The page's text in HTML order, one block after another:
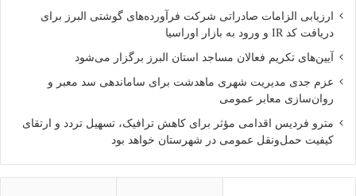
اوپو R11 نشان دادند که این قابلیت در موبایل ها هم قابل پیاده سازی
است، و وان پلاس 5 نیز بزرگنمایی دو برابری را بدون کاهش کیفیت
ارائه می دهد.
البته در دنیای عکاسی، 2x بزرگنمایی چندان تغییری در شرایط ایجاد
داشت. اوپو چندی پیش فناوری Precision Optical Zoom را معرفی
ارزیابی الزامات صادراتی شرکت فرآورده‌های گوشتی البرز برای
دریافت کد IR و ورود به بازار اوراسیا
آیین‌های تکریم فعالان مساجد استان البرز برگزار می‌شود
عزم جدی مدیریت شهری ماهدشت برای ساماندهی سد معبر و
روان‌سازی معابر عمومی
مترو فردیس اقدامی مؤثر برای کاهش ترافیک، تسهیل تردد و ارتقای
کیفیت حمل‌ونقل عمومی در شهرستان خواهد بود